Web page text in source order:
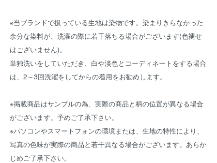
※当ブランドで扱っている生地は染物です。染まりきらなかった
余分な染料が、洗濯の際に若干落ちる場合がございます(色褪せ
はございません)。
単独洗いをしていただき、白や淡色とコーディネートをする場合
は、2～3回洗濯をしてからの着用をお勧めします。
※掲載商品はサンプルの為、実際の商品と柄の位置が異なる場合
がございます。予めご了承下さい。
※パソコンやスマートフォンの環境または、生地の特性により、
写真の色味が実際の商品と若干異なる場合がございます。あらか
じめご了承下さい。